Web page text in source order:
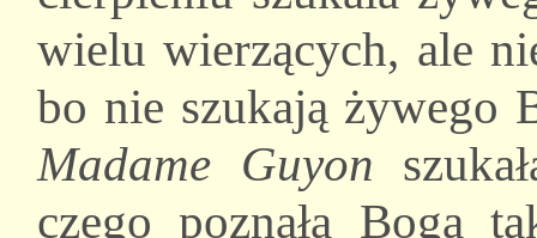
wielu wierzących, ale
bo nie szukają żywego
Madame Guyon
czego poznała Boga